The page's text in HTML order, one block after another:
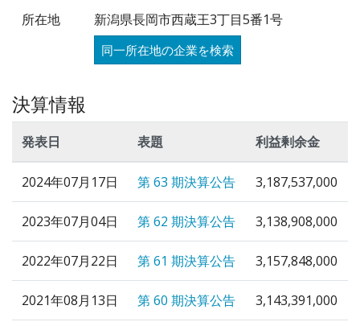
所在地 新潟県長岡市西蔵王3丁目5番1号
同一所在地の企業を検索
決算情報
発表日 表題 利益剰余金
2024年07月17日 第 63 期決算公告 3,187,537,000
2023年07月04日 第 62 期決算公告 3,138,908,000
2022年07月22日 第 61 期決算公告 3,157,848,000
2021年08月13日 第 60 期決算公告 3,143,391,000